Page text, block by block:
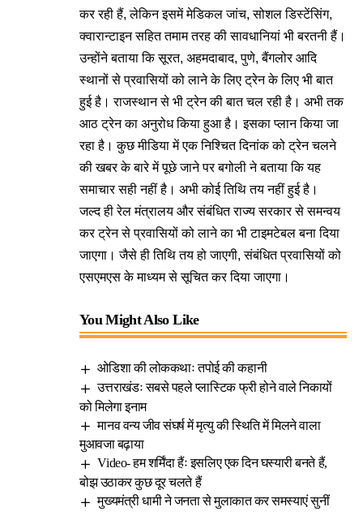
कर रही हैं, लेकिन इसमें मेडिकल जांच, सोशल डिस्टेंसिंग,
क्वारान्टाइन सहित तमाम तरह की सावधानियां भी बरतनी हैं।
उन्होंने बताया कि सूरत, अहमदाबाद, पुणे, बैंगलोर आदि
स्थानों से प्रवासियों को लाने के लिए ट्रेन के लिए भी बात
हुई है। राजस्थान से भी ट्रेन की बात चल रही है। अभी तक
आठ ट्रेन का अनुरोध किया हुआ है। इसका प्लान किया जा
रहा है। कुछ मीडिया में एक निश्चित दिनांक को ट्रेन चलने
की खबर के बारे में पूछे जाने पर बगोली ने बताया कि यह
समाचार सही नहीं है। अभी कोई तिथि तय नहीं हुई है।
जल्द ही रेल मंत्रालय और संबंधित राज्य सरकार से समन्वय
कर ट्रेन से प्रवासियों को लाने का भी टाइमटेबल बना दिया
जाएगा। जैसे ही तिथि तय हो जाएगी, संबंधित प्रवासियों को
एसएमएस के माध्यम से सूचित कर दिया जाएगा।
You Might Also Like
ओडिशा की लोककथाः तपोई की कहानी
उत्तराखंडः सबसे पहले प्लास्टिक फ्री होने वाले निकायों
को मिलेगा इनाम
मानव वन्य जीव संघर्ष में मृत्यु की स्थिति में मिलने वाला
मुआवजा बढ़ाया
Video- हम शर्मिंदा हैंः इसलिए एक दिन घस्यारी बनते हैं,
बोझ उठाकर कुछ दूर चलते हैं
मुख्यमंत्री धामी ने जनता से मुलाकात कर समस्याएं सुनीं